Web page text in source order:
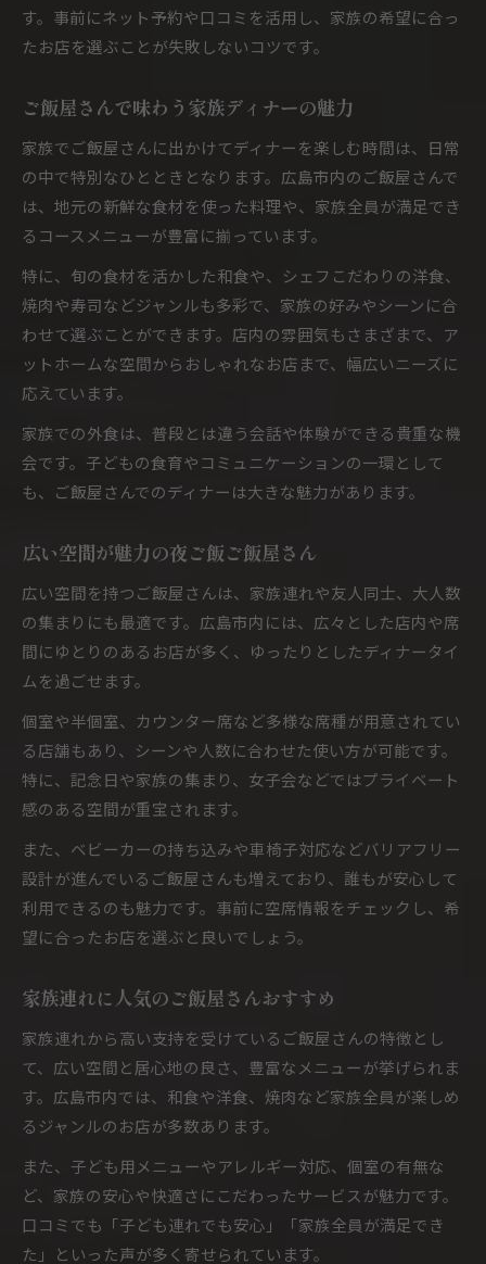
す。事前にネット予約や口コミを活用し、家族の希望に合っ
たお店を選ぶことが失敗しないコツです。
ご飯屋さんで味わう家族ディナーの魅力
家族でご飯屋さんに出かけてディナーを楽しむ時間は、日常
の中で特別なひとときとなります。広島市内のご飯屋さんで
は、地元の新鮮な食材を使った料理や、家族全員が満足でき
るコースメニューが豊富に揃っています。
特に、旬の食材を活かした和食や、シェフこだわりの洋食、
焼肉や寿司などジャンルも多彩で、家族の好みやシーンに合
わせて選ぶことができます。店内の雰囲気もさまざまで、ア
ットホームな空間からおしゃれなお店まで、幅広いニーズに
応えています。
家族での外食は、普段とは違う会話や体験ができる貴重な機
会です。子どもの食育やコミュニケーションの一環として
も、ご飯屋さんでのディナーは大きな魅力があります。
広い空間が魅力の夜ご飯ご飯屋さん
広い空間を持つご飯屋さんは、家族連れや友人同士、大人数
の集まりにも最適です。広島市内には、広々とした店内や席
間にゆとりのあるお店が多く、ゆったりとしたディナータイ
ムを過ごせます。
個室や半個室、カウンター席など多様な席種が用意されてい
る店舗もあり、シーンや人数に合わせた使い方が可能です。
特に、記念日や家族の集まり、女子会などではプライベート
感のある空間が重宝されます。
また、ベビーカーの持ち込みや車椅子対応などバリアフリー
設計が進んでいるご飯屋さんも増えており、誰もが安心して
利用できるのも魅力です。事前に空席情報をチェックし、希
望に合ったお店を選ぶと良いでしょう。
家族連れに人気のご飯屋さんおすすめ
家族連れから高い支持を受けているご飯屋さんの特徴とし
て、広い空間と居心地の良さ、豊富なメニューが挙げられま
す。広島市内では、和食や洋食、焼肉など家族全員が楽しめ
るジャンルのお店が多数あります。
また、子ども用メニューやアレルギー対応、個室の有無な
ど、家族の安心や快適さにこだわったサービスが魅力です。
口コミでも「子ども連れでも安心」「家族全員が満足でき
た」といった声が多く寄せられています。